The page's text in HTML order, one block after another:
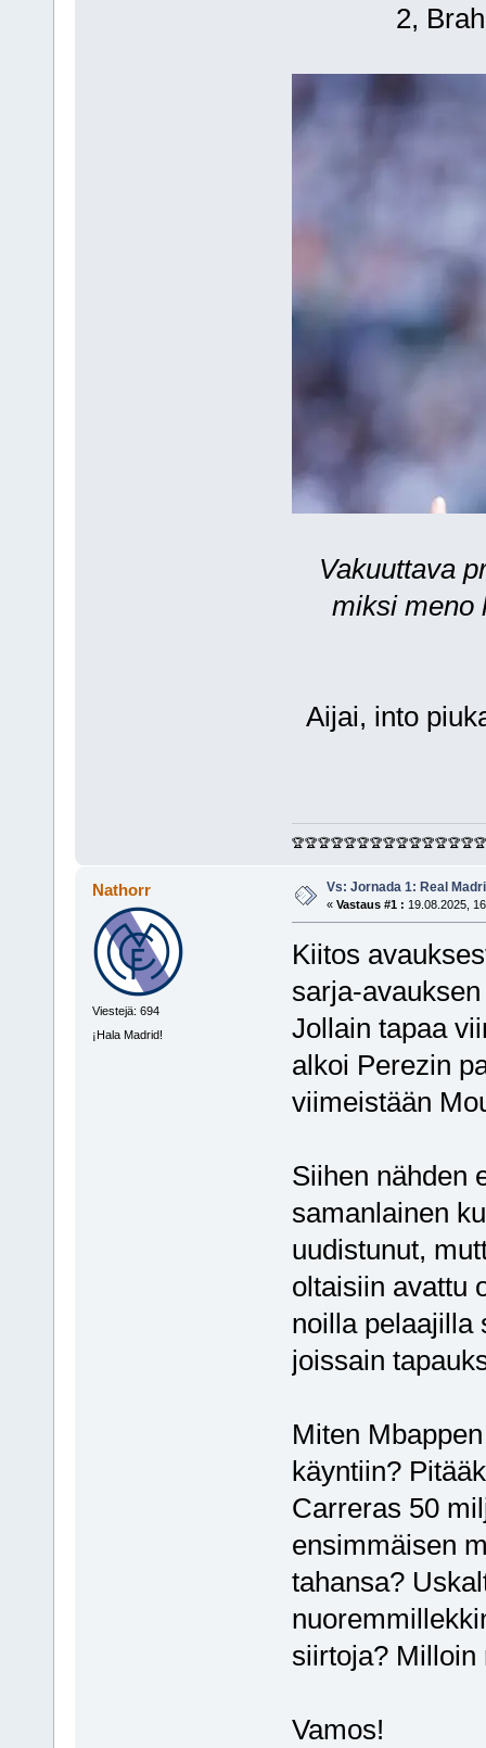
2,
Vakuuttava
miksi meno
Aijai, into
🏆🏆🏆🏆🏆🏆🏆🏆🏆🏆🏆🏆🏆🏆🏆
Nathorr
Viestejä: 694
¡Hala Madrid!
Vs: Jornada 1: Real
« Vastaus #1 : 19.08.2025,
Kiitos
sarja-
Jollain tapaa
alkoi Perezin
viimeistään
Siihen nähden
samanlainen
uudistunut,
oltaisiin avattu
noilla pelaajilla
joissain
Miten
käyntiin?
Carreras 50
ensimmäisen
tahansa?
siirtoja?
Vamos!